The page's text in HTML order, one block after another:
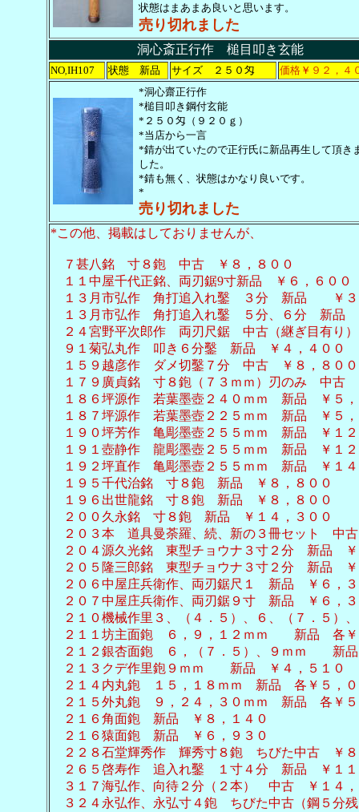
状態はまあまあ良いと思います。
売り切れました
洞心斎正行作 槌目叩き玄能
NO, IH107 状態 新品 サイズ ２５０匁 価格￥ ９２，４
*洞心齋正行作
*槌目叩き鋼付玄能
*２５０匁（９２０ｇ）
*当店から一言
*錆が出ていたので正行氏に新品再生して頂き
した。
*錆も無く、状態はかなり良いです。
*
売り切れました
*この他、掲載はしておりませんが、
７甚八銘 寸８鉋 中古 ￥８，８００
１１中屋千代正銘、両刃鋸9寸新品 ￥６，６００
１３月市弘作 角打追入れ鑿 ３分 新品 ￥
１３月市弘作 角打追入れ鑿 ５分、６分 新品
２４宮野平次郎作 両刃尺鋸 中古（継ぎ目有り
９１菊弘丸作 叩き６分鑿 新品 ￥４，４００
１５９越彦作 ダメ切鑿７分 中古 ￥８，８００
１７９廣貞銘 寸８鉋（７３ｍｍ）刃のみ 中古
１８６坪源作 若葉墨壺２４０ｍｍ 新品 ￥５，
１８７坪源作 若葉墨壺２２５ｍｍ 新品 ￥５，
１９０坪芳作 亀彫墨壺２５５ｍｍ 新品 ￥１２
１９１壺静作 龍彫墨壺２５５ｍｍ 新品 ￥１２
１９２坪直作 亀彫墨壺２５５ｍｍ 新品 ￥１４
１９５千代治銘 寸８鉋 新品 ￥８，８００
１９６出世龍銘 寸８鉋 新品 ￥８，８００
２００久永銘 寸８鉋 新品 ￥１４，３００
２０３本 道具曼荼羅、続、新の３冊セット 中
２０４源久光銘 東型チョウナ３寸２分 新品 ￥
２０５隆三郎銘 東型チョウナ３寸２分 新品 ￥
２０６中屋庄兵衛作、両刃鋸尺１ 新品 ￥６，３
２０７中屋庄兵衛作、両刃鋸９寸 新品 ￥６，３
２１０機械作里３、（４．５）、６、（７．５
２１１坊主面鉋 ６，９，１２ｍｍ 新品 各￥
２１２銀杏面鉋 ６，（７．５）、９ｍｍ 新
２１３クデ作里鉋９ｍｍ 新品 ￥４，５１０
２１４内丸鉋 １５，１８ｍｍ 新品 各￥５，０
２１５外丸鉋 ９，２４，３０ｍｍ 新品 各￥５
２１６角面鉋 新品 ￥８，１４０
２１６猿面鉋 新品 ￥６，９３０
２２８石堂輝秀作 輝秀寸８鉋 ちびた中古 ￥８
２６５啓寿作 追入れ鑿 １寸４分 新品 ￥１１
３１７海弘作、向待２分（２本） 中古 ￥１４，
３２４永弘作、永弘寸４鉋 ちびた中古（鋼５分